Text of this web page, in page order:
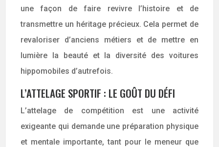
une façon de faire revivre l’histoire et de
transmettre un héritage précieux. Cela permet de
revaloriser d’anciens métiers et de mettre en
lumière la beauté et la diversité des voitures
hippomobiles d’autrefois.
L’ATTELAGE SPORTIF : LE GOÛT DU DÉFI
L’attelage de compétition est une activité
exigeante qui demande une préparation physique
et mentale importante, tant pour le meneur que